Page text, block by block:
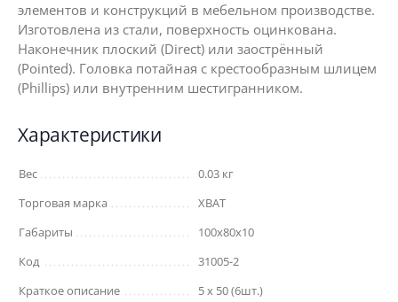
элементов и конструкций в мебельном производстве.
Изготовлена из стали, поверхность оцинкована.
Наконечник плоский (Direct) или заострённый
(Pointed). Головка потайная с крестообразным шлицем
(Phillips) или внутренним шестигранником.
Характеристики
Вес
0.03 кг
Торговая марка
XВАТ
Габариты
100x80x10
Код
31005-2
Краткое описание
5 х 50 (6шт.)